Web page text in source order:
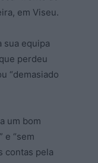
em Viseu.
sua equipa
perdeu
“demasiado
um bom
e “sem
contas pela